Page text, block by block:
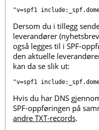
"v=spf1
Dersom du i tillegg
leverandører
også legges til i SPF-
den aktuelle
kan da se slik ut:
"v=spf1
Hvis du har DNS
SPF-oppføringen på
andre TXT-records.